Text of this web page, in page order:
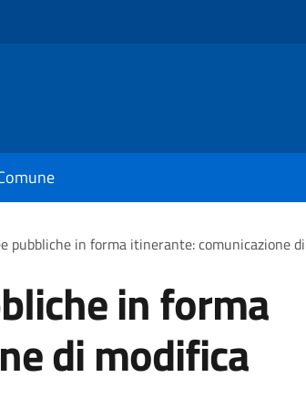
pubbliche in forma itinerante: comunicazione
in forma
di modifica